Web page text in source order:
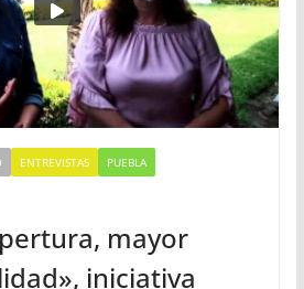
ENTREVISTAS
PUEBLA
mayor
iniciativa